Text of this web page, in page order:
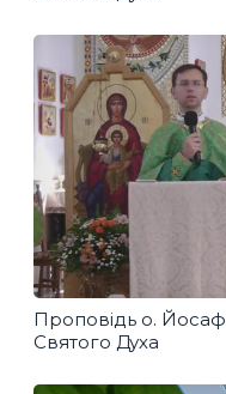
Проповідь о.
Святого Духа